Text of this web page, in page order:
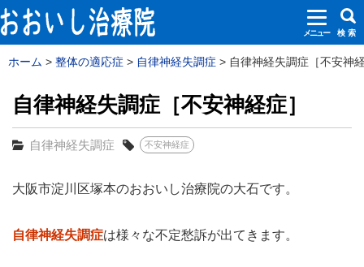
メニュー 検 索
ホーム 整体の適応症 自律神経失調症 自律神経失調症［不安神
自律神経失調症［不安神経症］
自律神経失調症 不安神経症
大阪市淀川区塚本のおおいし治療院の大石です。
自律神経失調症は様々な不定愁訴が出てきます。